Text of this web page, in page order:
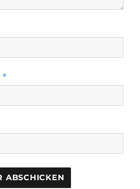
*